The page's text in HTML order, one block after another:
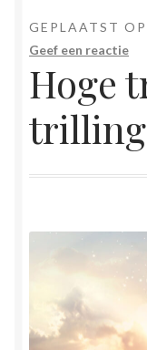
Algemene
Anders leven in
Bewust omgaan
Blogs
Herinner wie je
Magische
GEPLAATST OP
Geef een reactie
Hoge
trilling